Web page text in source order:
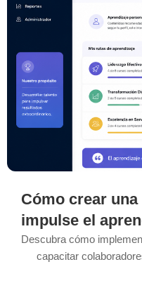
Cómo crear
impulse el
Descubra cómo
capacitar